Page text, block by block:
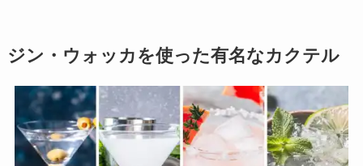
ジン・ウォッカを使った有名なカクテル